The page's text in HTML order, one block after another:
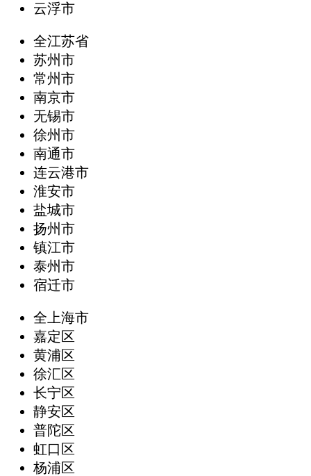
云浮市
全江苏省
苏州市
常州市
南京市
无锡市
徐州市
南通市
连云港市
淮安市
盐城市
扬州市
镇江市
泰州市
宿迁市
全上海市
嘉定区
黄浦区
徐汇区
长宁区
静安区
普陀区
虹口区
杨浦区